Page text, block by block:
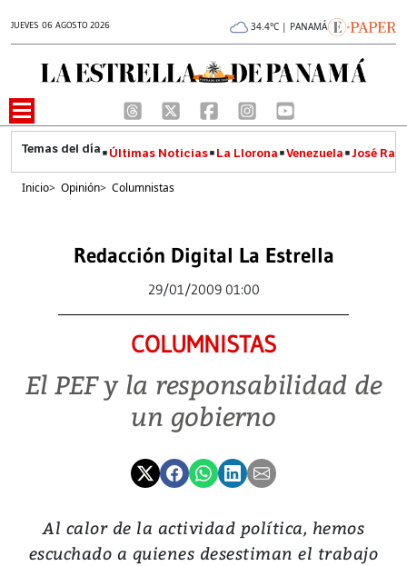
JUEVES 06 AGOSTO 2026 34.4°C | PANAMÁ
Últimas Noticias La Llorona Venezuela José
Inicio> Opinión> Columnistas
Redacción Digital La Estrella
29/01/2009 01:00
COLUMNISTAS
El PEF y la responsabilidad de
un gobierno
Al calor de la actividad política, hemos
escuchado a quienes desestiman el trabajo